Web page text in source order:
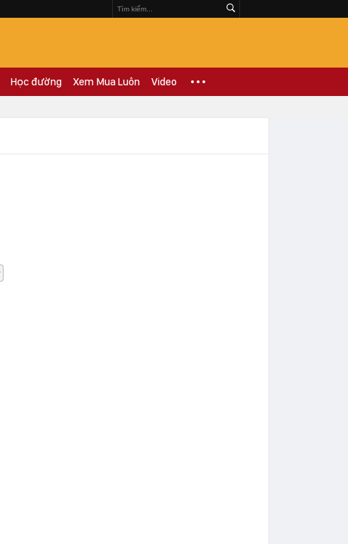
Học đường Xem Mua Luôn Video